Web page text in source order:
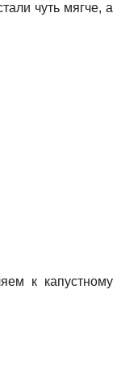
чуть мягче, а
к капустному